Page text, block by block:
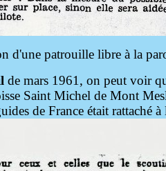
d'une patrouille libre à la
de mars 1961, on peut voir
Saint Michel de Mont
de France était rattaché